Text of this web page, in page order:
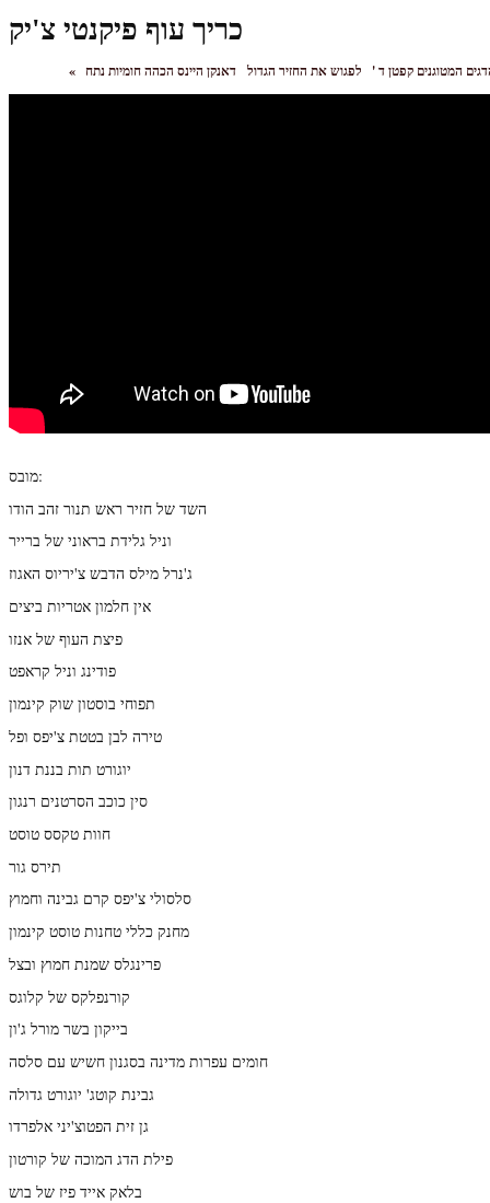
כריך עוף פיקנטי צ'יק
« המטוגנים קפטן ד ' לפגוש את החזיר הגדול
מובס:
השד של חזיר ראש תנור זהב הודו
וניל גלידת בראוני של ברייר
ג'נרל מילס הדבש צ'יריוס האגוז
אין חלמון אטריות ביצים
פיצת העוף של אנזו
פודינג וניל קראפט
תפוחי בוסטון שוק קינמון
טירה לבן בטטת צ'יפס ופל
יוגורט תות בננת דנון
סין כוכב הסרטנים רנגון
חוות טקסס טוסט
תירס גור
סלסולי צ'יפס קרם גבינה וחמוץ
מחנק כללי טחנות טוסט קינמון
פרינגלס שמנת חמוץ ובצל
קורנפלקס של קלוגס
בייקון בשר מורל ג'ון
חומים עפרות מדינה בסגנון חשיש עם סלסה
גבינת קוטג' יוגורט גדולה
גן זית הפטוצ'יני אלפרדו
פילת הדג המוכה של קורטון
בלאק אייד פיז של בוש